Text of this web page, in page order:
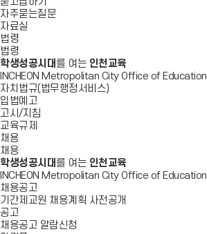
자주묻는질문
자료실
법령
법령
학생성공시대 를 여는 인천교육
INCHEON Metropolitan City Office of Education
자치법규(법무행정서비스)
입법예고
고시/지침
교육규제
채용
채용
학생성공시대 를 여는 인천교육
INCHEON Metropolitan City Office of Education
채용공고
기간제교원 채용계획 사전공개
공고
채용공고 알람신청